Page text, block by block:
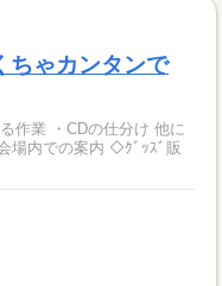
ちゃカンタンで
業 ・CDの仕分け 他に